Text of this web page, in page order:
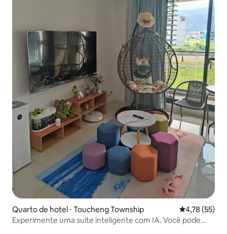
Quarto de hotel ⋅ Toucheng Township 4,78 de uma
4,78 (55)
Experimente uma suíte inteligente com IA. Você pode